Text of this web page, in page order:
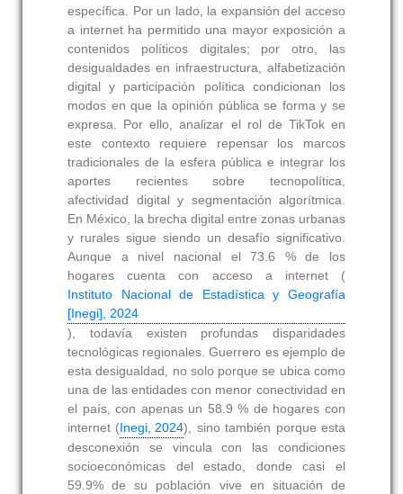
específica. Por un lado, la expansión del acceso
a internet ha permitido una mayor exposición a
contenidos políticos digitales; por otro, las
desigualdades en infraestructura, alfabetización
digital y participación política condicionan los
modos en que la opinión pública se forma y se
expresa. Por ello, analizar el rol de TikTok en
este contexto requiere repensar los marcos
tradicionales de la esfera pública e integrar los
aportes recientes sobre tecnopolítica,
afectividad digital y segmentación algorítmica.
En México, la brecha digital entre zonas urbanas
y rurales sigue siendo un desafío significativo.
Aunque a nivel nacional el 73.6 % de los
hogares cuenta con acceso a internet (
Instituto Nacional de Estadística y Geografía
[Inegi], 2024
), todavía existen profundas disparidades
tecnológicas regionales. Guerrero es ejemplo de
esta desigualdad, no solo porque se ubica como
una de las entidades con menor conectividad en
el país, con apenas un 58.9 % de hogares con
internet (Inegi, 2024), sino también porque esta
desconexión se vincula con las condiciones
socioeconómicas del estado, donde casi el
59.9% de su población vive en situación de